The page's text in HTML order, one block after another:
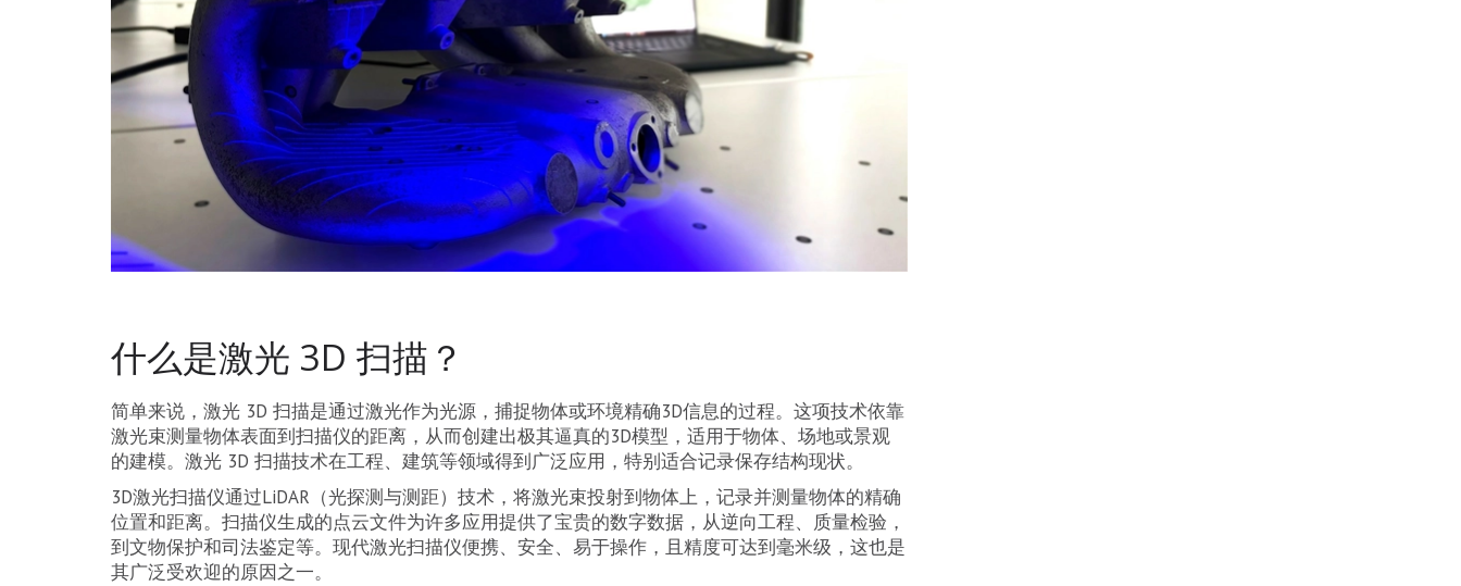
什么是激光 3D 扫描？
简单来说，激光 3D 扫描是通过激光作为光源，捕捉物体或环境精确3D信息的过程。这项技术依靠
激光束测量物体表面到扫描仪的距离，从而创建出极其逼真的3D模型，适用于物体、场地或景观
的建模。激光 3D 扫描技术在工程、建筑等领域得到广泛应用，特别适合记录保存结构现状。
3D激光扫描仪通过LiDAR（光探测与测距）技术，将激光束投射到物体上，记录并测量物体的精确
位置和距离。扫描仪生成的点云文件为许多应用提供了宝贵的数字数据，从逆向工程、质量检验，
到文物保护和司法鉴定等。现代激光扫描仪便携、安全、易于操作，且精度可达到毫米级，这也是
其广泛受欢迎的原因之一。